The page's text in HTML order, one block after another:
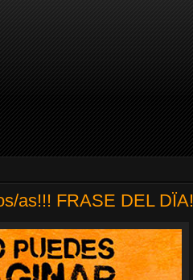
as!!! FRASE DEL DÏA!